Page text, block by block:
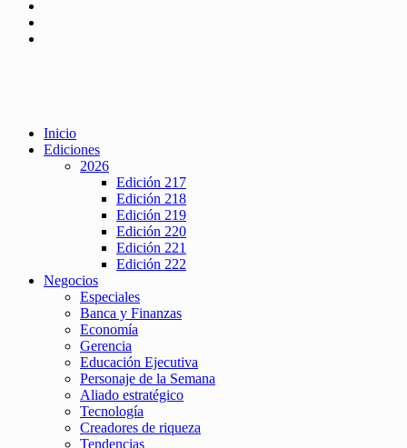
Inicio
Ediciones
2026
Edición 217
Edición 218
Edición 219
Edición 220
Edición 221
Edición 222
Negocios
Especiales
Banca y Finanzas
Economía
Gerencia
Educación Ejecutiva
Personaje de la Semana
Aliado estratégico
Tecnología
Creadores de riqueza
Tendencias